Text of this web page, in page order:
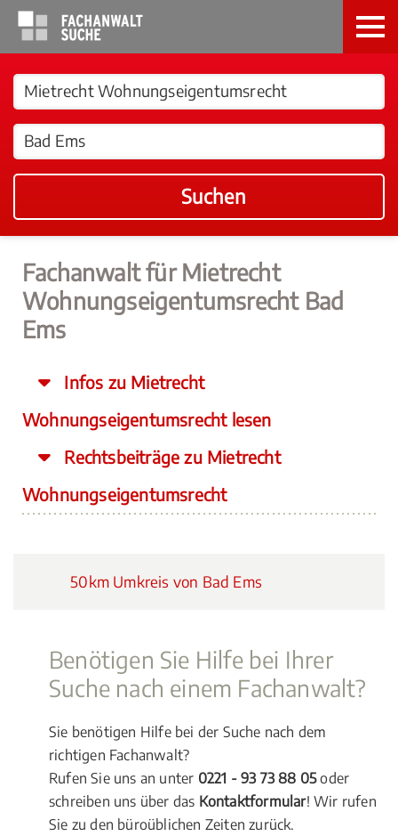
Suchen
Fachanwalt für Mietrecht
Wohnungseigentumsrecht Bad
Ems
Infos zu Mietrecht
Wohnungseigentumsrecht lesen
Rechtsbeiträge zu Mietrecht
Wohnungseigentumsrecht
50km Umkreis von Bad Ems
Benötigen Sie Hilfe bei Ihrer
Suche nach einem Fachanwalt?
Sie benötigen Hilfe bei der Suche nach dem
richtigen Fachanwalt?
Rufen Sie uns an unter 0221 - 93 73 88 05oder
schreiben uns über das Kontaktformular! Wir rufen
Sie zu den büroüblichen Zeiten zurück.